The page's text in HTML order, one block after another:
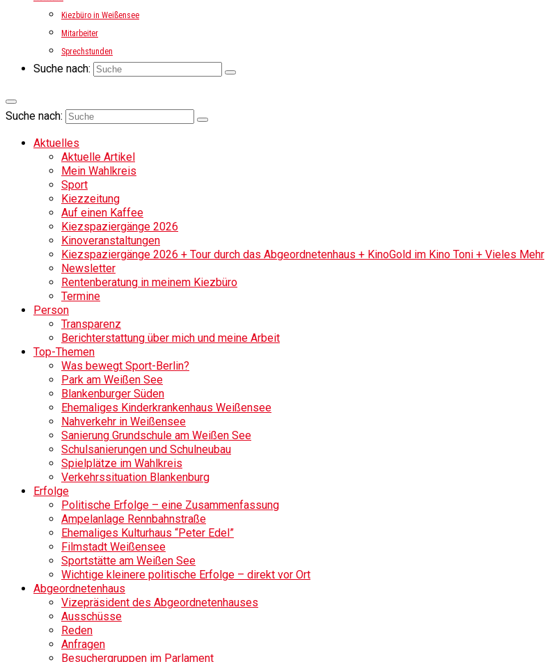
Kiezbüro in Weißensee
Mitarbeiter
Sprechstunden
Suche nach:
Suche nach:
Aktuelles
Aktuelle Artikel
Mein Wahlkreis
Sport
Kiezzeitung
Auf einen Kaffee
Kiezspaziergänge 2026
Kinoveranstaltungen
Kiezspaziergänge 2026 + Tour durch das Abgeordnetenhaus + KinoGold im Kino Toni + Vieles Mehr
Newsletter
Rentenberatung in meinem Kiezbüro
Termine
Person
Transparenz
Berichterstattung über mich und meine Arbeit
Top-Themen
Was bewegt Sport-Berlin?
Park am Weißen See
Blankenburger Süden
Ehemaliges Kinderkrankenhaus Weißensee
Nahverkehr in Weißensee
Sanierung Grundschule am Weißen See
Schulsanierungen und Schulneubau
Spielplätze im Wahlkreis
Verkehrssituation Blankenburg
Erfolge
Politische Erfolge – eine Zusammenfassung
Ampelanlage Rennbahnstraße
Ehemaliges Kulturhaus “Peter Edel”
Filmstadt Weißensee
Sportstätte am Weißen See
Wichtige kleinere politische Erfolge – direkt vor Ort
Abgeordnetenhaus
Vizepräsident des Abgeordnetenhauses
Ausschüsse
Reden
Anfragen
Besuchergruppen im Parlament